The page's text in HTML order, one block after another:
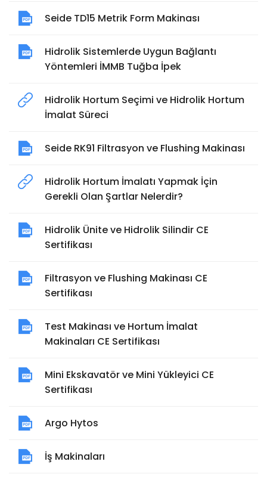
Seide TD15 Metrik Form Makinası
Hidrolik Sistemlerde Uygun Bağlantı
Yöntemleri İMMB Tuğba İpek
Hidrolik Hortum Seçimi ve Hidrolik Hortum
İmalat Süreci
Seide RK91 Filtrasyon ve Flushing Makinası
Hidrolik Hortum İmalatı Yapmak İçin
Gerekli Olan Şartlar Nelerdir?
Hidrolik Ünite ve Hidrolik Silindir CE
Sertifikası
Filtrasyon ve Flushing Makinası CE
Sertifikası
Test Makinası ve Hortum İmalat
Makinaları CE Sertifikası
Mini Ekskavatör ve Mini Yükleyici CE
Sertifikası
Argo Hytos
İş Makinaları